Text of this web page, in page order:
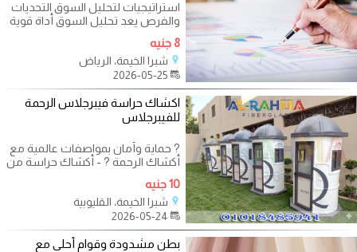
استراتيجيات لتحليل السوق التحديات
والفرص يعد تحليل السوق أداة قوية
لفهم التحديات والفرص التي
8 جنيه
شبرا الخيمة، الرياض
اكشاك حراسة فيبرجلاس الرحمة
للفيبرجلاس
? حماية وأمان بمواصفات عالمية مع
أكشاك الرحمة ? - أكشاك حراسة من
الفيبرجلاس مقاوم للعوامل الجوية -
10 جنيه
شبرا الخيمة، القليوبية
بطن مشدودة وقوام أحلى مع